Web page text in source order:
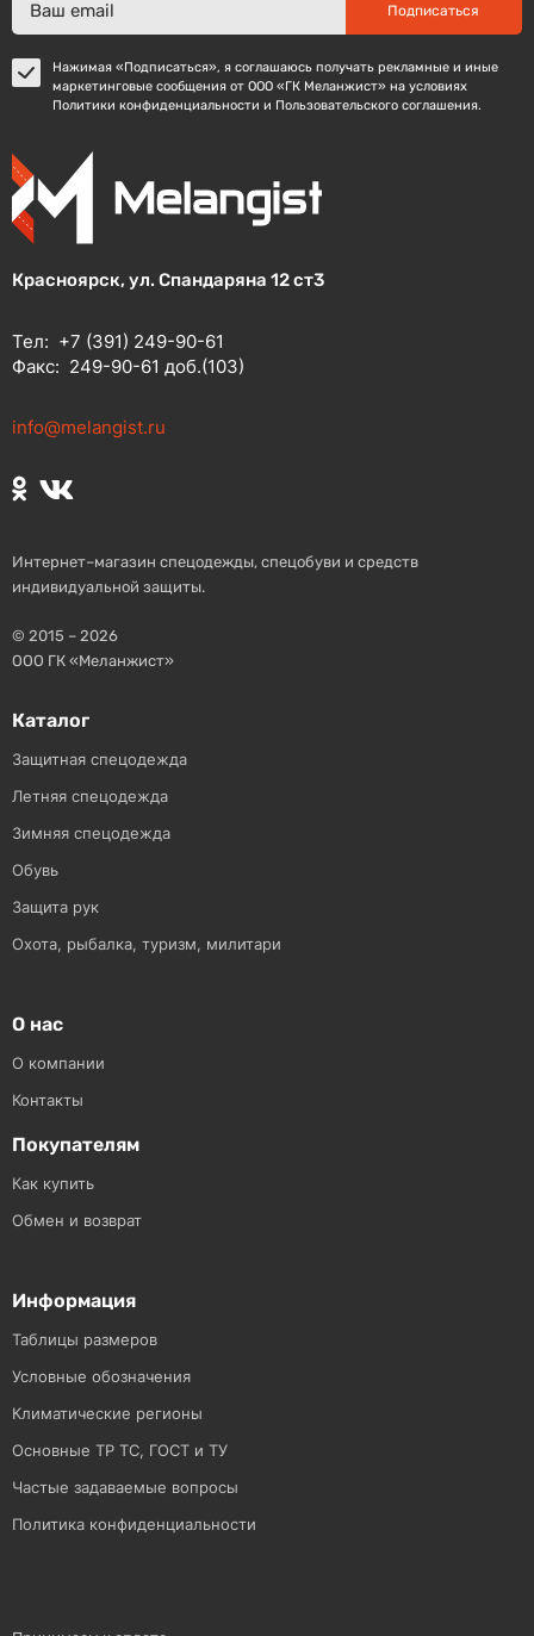
Подписаться
Нажимая «Подписаться», я соглашаюсь получать рекламные и иные
маркетинговые сообщения от ООО «ГК Меланжист» на условиях
Политики конфиденциальности и Пользовательского соглашения.
Красноярск, ул. Спандаряна 12 ст3
Тел: +7 (391) 249-90-61
Факс: 249-90-61 доб.(103)
info@melangist.ru
Интернет–магазин спецодежды, спецобуви и средств
индивидуальной защиты.
© 2015 – 2026
ООО ГК «Меланжист»
Каталог
Защитная спецодежда
Летняя спецодежда
Зимняя спецодежда
Обувь
Защита рук
Охота, рыбалка, туризм, милитари
О нас
О компании
Контакты
Покупателям
Как купить
Обмен и возврат
Информация
Таблицы размеров
Условные обозначения
Климатические регионы
Основные ТР ТС, ГОСТ и ТУ
Частые задаваемые вопросы
Политика конфиденциальности